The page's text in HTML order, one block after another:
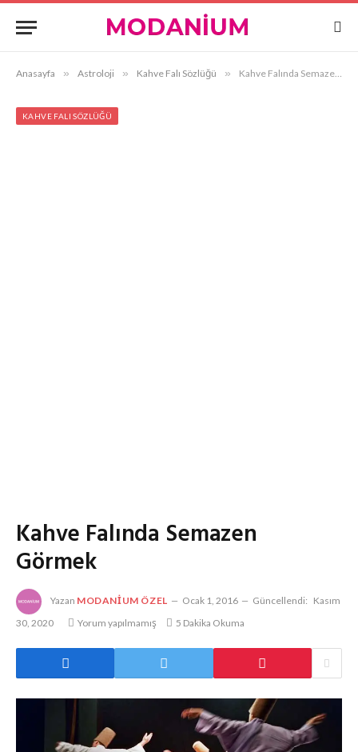
Anasayfa » Astroloji » Kahve Falı Sözlüğü » Kahve Falında Semazen Görmek
KAHVE FALI SÖZLÜĞÜ
Kahve Falında Semazen
Görmek
Yazan MODANIUM ÖZEL Ocak 1, 2016 Güncellendi: Kasım
30, 2020
Yorum yapılmamış 5 Dakika Okuma